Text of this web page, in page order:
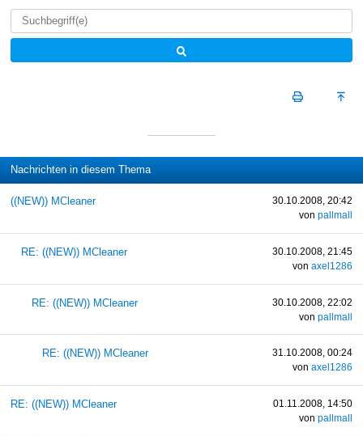
Nachrichten in diesem Thema
((NEW)) MCleaner
30.10.2008, 20:42
vonpallmall
RE: ((NEW)) MCleaner
30.10.2008, 21:45
vonaxel1286
RE: ((NEW)) MCleaner
30.10.2008, 22:02
vonpallmall
RE: ((NEW)) MCleaner
31.10.2008, 00:24
vonaxel1286
RE: ((NEW)) MCleaner
01.11.2008, 14:50
vonpallmall